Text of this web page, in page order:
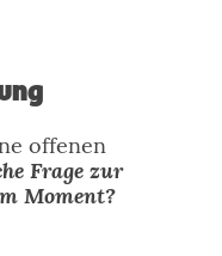
offenen
Frage zur
Moment?